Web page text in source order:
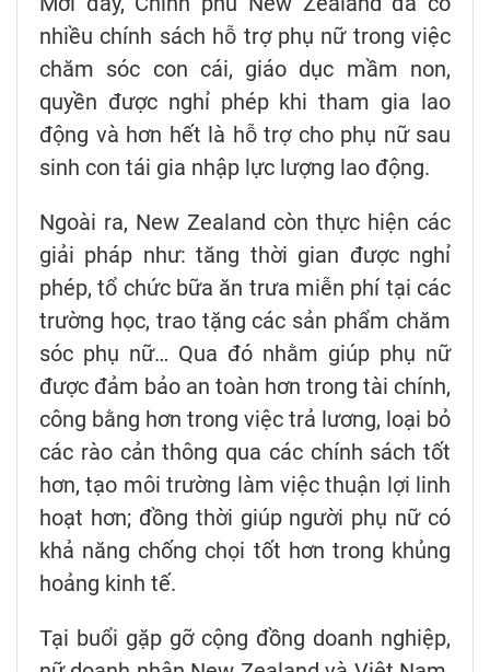
nhiều chính sách hỗ trợ phụ nữ trong việc
chăm sóc con cái, giáo dục mầm non,
quyền được nghỉ phép khi tham gia lao
động và hơn hết là hỗ trợ cho phụ nữ sau
sinh con tái gia nhập lực lượng lao động.
Ngoài ra, New Zealand còn thực hiện các
giải pháp như: tăng thời gian được nghỉ
phép, tổ chức bữa ăn trưa miễn phí tại các
trường học, trao tặng các sản phẩm chăm
sóc phụ nữ… Qua đó nhằm giúp phụ nữ
được đảm bảo an toàn hơn trong tài chính,
công bằng hơn trong việc trả lương, loại bỏ
các rào cản thông qua các chính sách tốt
hơn, tạo môi trường làm việc thuận lợi linh
hoạt hơn; đồng thời giúp người phụ nữ có
khả năng chống chọi tốt hơn trong khủng
hoảng kinh tế.
Tại buổi gặp gỡ cộng đồng doanh nghiệp,